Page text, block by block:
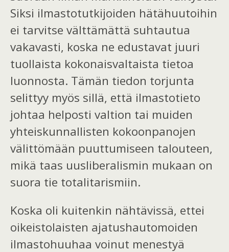
Siksi ilmastotutkijoiden hätähuutoihin
ei tarvitse välttämättä suhtautua
vakavasti, koska ne edustavat juuri
tuollaista kokonaisvaltaista tietoa
luonnosta. Tämän tiedon torjunta
selittyy myös sillä, että ilmastotieto
johtaa helposti valtion tai muiden
yhteiskunnallisten kokoonpanojen
välittömään puuttumiseen talouteen,
mikä taas uusliberalismin mukaan on
suora tie totalitarismiin.
Koska oli kuitenkin nähtävissä, ettei
oikeistolaisten ajatushautomoiden
ilmastohuuhaa voinut menestyä